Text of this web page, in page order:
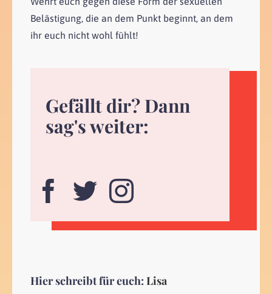
Belästigung, die an dem Punkt beginnt, an dem
ihr euch nicht wohl fühlt!
Gefällt dir? Dann
sag's weiter:
Hier schreibt für euch: Lisa